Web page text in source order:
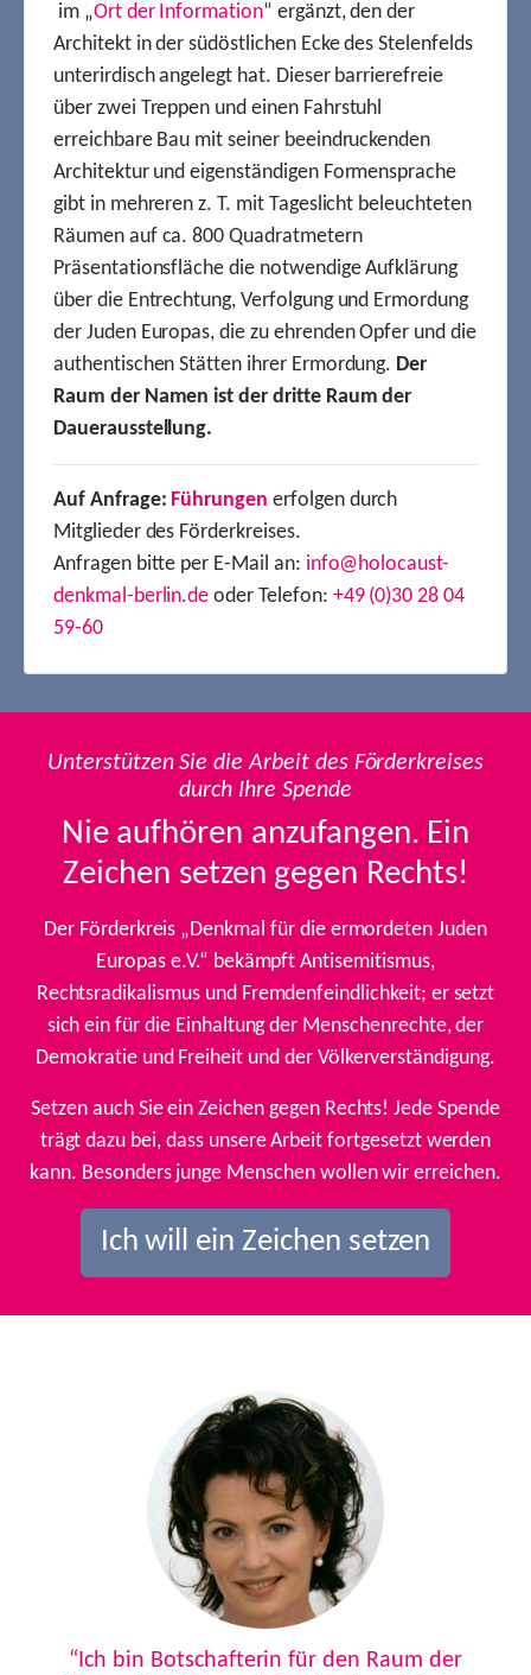
im „Ort der Information“ ergänzt, den der
Architekt in der südöstlichen Ecke des Stelenfelds
unterirdisch angelegt hat. Dieser barrierefreie
über zwei Treppen und einen Fahrstuhl
erreichbare Bau mit seiner beeindruckenden
Architektur und eigenständigen Formensprache
gibt in mehreren z. T. mit Tageslicht beleuchteten
Räumen auf ca. 800 Quadratmetern
Präsentationsfläche die notwendige Aufklärung
über die Entrechtung, Verfolgung und Ermordung
der Juden Europas, die zu ehrenden Opfer und die
authentischen Stätten ihrer Ermordung. Der
Raum der Namen ist der dritte Raum der
Dauerausstellung.
Auf Anfrage: Führungen erfolgen durch
Mitglieder des Förderkreises.
Anfragen bitte per E-Mail an: info@holocaust-
denkmal-berlin.de oder Telefon: +49 (0)30 28 04
59-60
Unterstützen Sie die Arbeit des Förderkreises
durch Ihre Spende
Nie aufhören anzufangen. Ein
Zeichen setzen gegen Rechts!
Der Förderkreis „Denkmal für die ermordeten Juden
Europas e.V.“ bekämpft Antisemitismus,
Rechtsradikalismus und Fremdenfeindlichkeit; er setzt
sich ein für die Einhaltung der Menschenrechte, der
Demokratie und Freiheit und der Völkerverständigung.
Setzen auch Sie ein Zeichen gegen Rechts! Jede Spende
trägt dazu bei, dass unsere Arbeit fortgesetzt werden
kann. Besonders junge Menschen wollen wir erreichen.
Ich will ein Zeichen setzen
“Ich bin Botschafterin für den Raum der